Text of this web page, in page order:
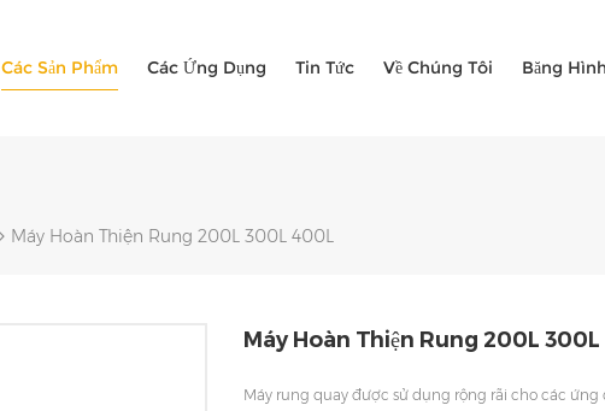
Các Sản Phẩm Các Ứng Dụng Tin Tức Về Chúng Tôi Băng Hình
Máy Hoàn Thiện Rung 200L 300L 400L
Máy Hoàn Thiện Rung 200L
Máy rung quay được sử dụng rộng rãi cho các